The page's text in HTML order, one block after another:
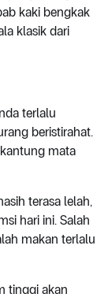
kaki bengkak
klasik dari
terlalu
beristirahat.
mata
terasa lelah,
hari ini. Salah
makan terlalu
tinggi akan